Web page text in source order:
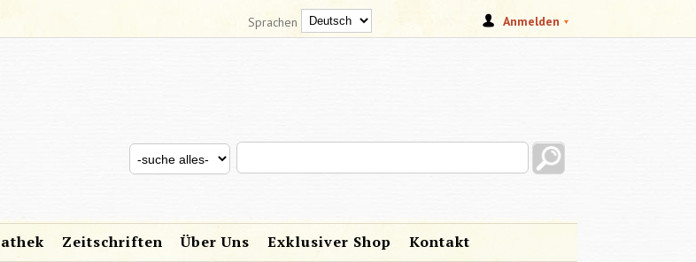
Anmelden
Sprachen
SUCHFORMULAR
Search this site
Search for
Zeitschriften Über Uns Exklusiver Shop Kontakt